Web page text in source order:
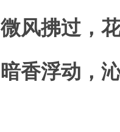
微风拂过，
暗香浮动，